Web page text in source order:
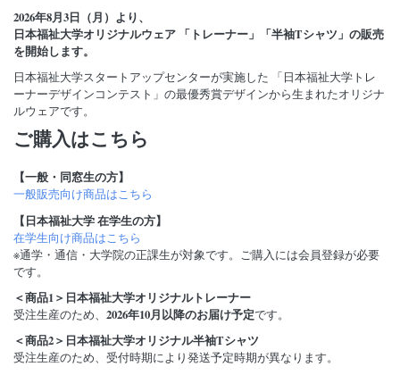
2026年8月3日（月）より、
日本福祉大学オリジナルウェア 「トレーナー」「半袖Tシャツ」の販売
を開始します。
日本福祉大学スタートアップセンターが実施した 「日本福祉大学トレ
ーナーデザインコンテスト」の最優秀賞デザインから生まれたオリジナ
ルウェアです。
ご購入はこちら
【一般・同窓生の方】
一般販売向け商品はこちら
【日本福祉大学 在学生の方】
在学生向け商品はこちら
※通学・通信・大学院の正課生が対象です。ご購入には会員登録が必要
です。
＜商品1＞日本福祉大学オリジナルトレーナー
受注生産のため、 2026年10月以降のお届け予定です。
＜商品2＞日本福祉大学オリジナル半袖Tシャツ
受注生産のため、受付時期により発送予定時期が異なります。